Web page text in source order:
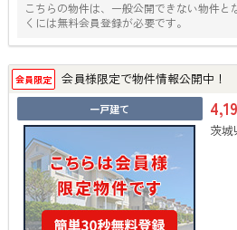
こちらの物件は、一般公開できない物件
くには無料会員登録が必要です。
会員限定 会員様限定で物件情報公開中！
一戸建て
茨城